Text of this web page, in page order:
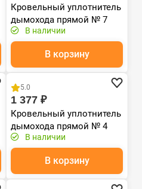
Кровельный уплотнитель
дымохода прямой № 7
силикон 157-280 mm
черный
В наличии
В корзину
Хит продаж
5.0
1 377 ₽
Кровельный уплотнитель
дымохода прямой № 4
силикон 76-152 mm серый
В наличии
В корзину
Хит продаж